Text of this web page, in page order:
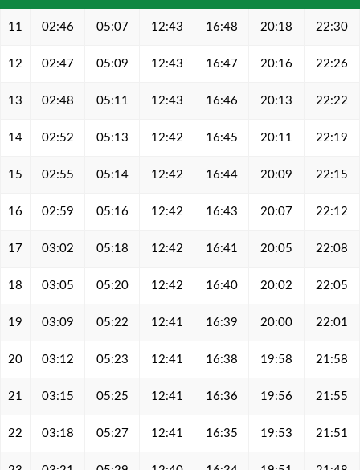
11 02:46 05:07 12:43 16:48 20:18 22:30
12 02:47 05:09 12:43 16:47 20:16 22:26
13 02:48 05:11 12:43 16:46 20:13 22:22
14 02:52 05:13 12:42 16:45 20:11 22:19
15 02:55 05:14 12:42 16:44 20:09 22:15
16 02:59 05:16 12:42 16:43 20:07 22:12
17 03:02 05:18 12:42 16:41 20:05 22:08
18 03:05 05:20 12:42 16:40 20:02 22:05
19 03:09 05:22 12:41 16:39 20:00 22:01
20 03:12 05:23 12:41 16:38 19:58 21:58
21 03:15 05:25 12:41 16:36 19:56 21:55
22 03:18 05:27 12:41 16:35 19:53 21:51